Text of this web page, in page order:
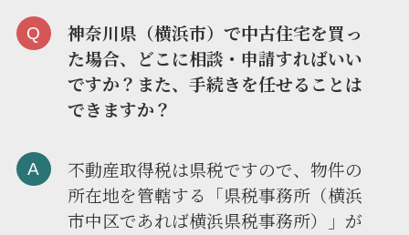
神奈川県（横浜市）で中古住宅を買っ
た場合、どこに相談・申請すればいい
ですか？また、手続きを任せることは
できますか？
不動産取得税は県税ですので、物件の
所在地を管轄する「県税事務所（横浜
市中区であれば横浜県税事務所）」が